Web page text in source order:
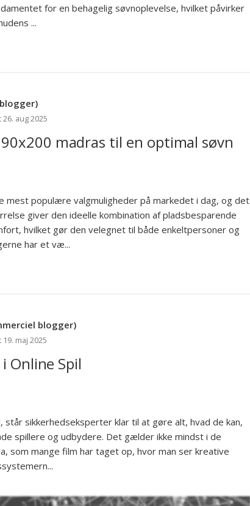
for en behagelig søvnoplevelse, hvilket påvirker
...
aug 2025
madras til en optimal søvn
mest populære valgmuligheder på markedet i dag, og det
giver den ideelle kombination af pladsbesparende
hvilket gør den velegnet til både enkeltpersoner og
har et væ...
blogger)
maj 2025
Online Spil
står sikkerhedseksperter klar til at gøre alt, hvad de kan,
spillere og udbydere. Det gælder ikke mindst i de
som mange film har taget op, hvor man ser kreative